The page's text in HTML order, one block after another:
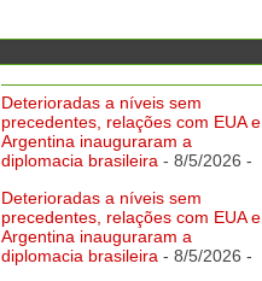
Deterioradas a níveis sem
precedentes, relações com EUA e
Argentina inauguraram a
diplomacia brasileira - 8/5/2026 -
Deterioradas a níveis sem
precedentes, relações com EUA e
Argentina inauguraram a
diplomacia brasileira - 8/5/2026 -